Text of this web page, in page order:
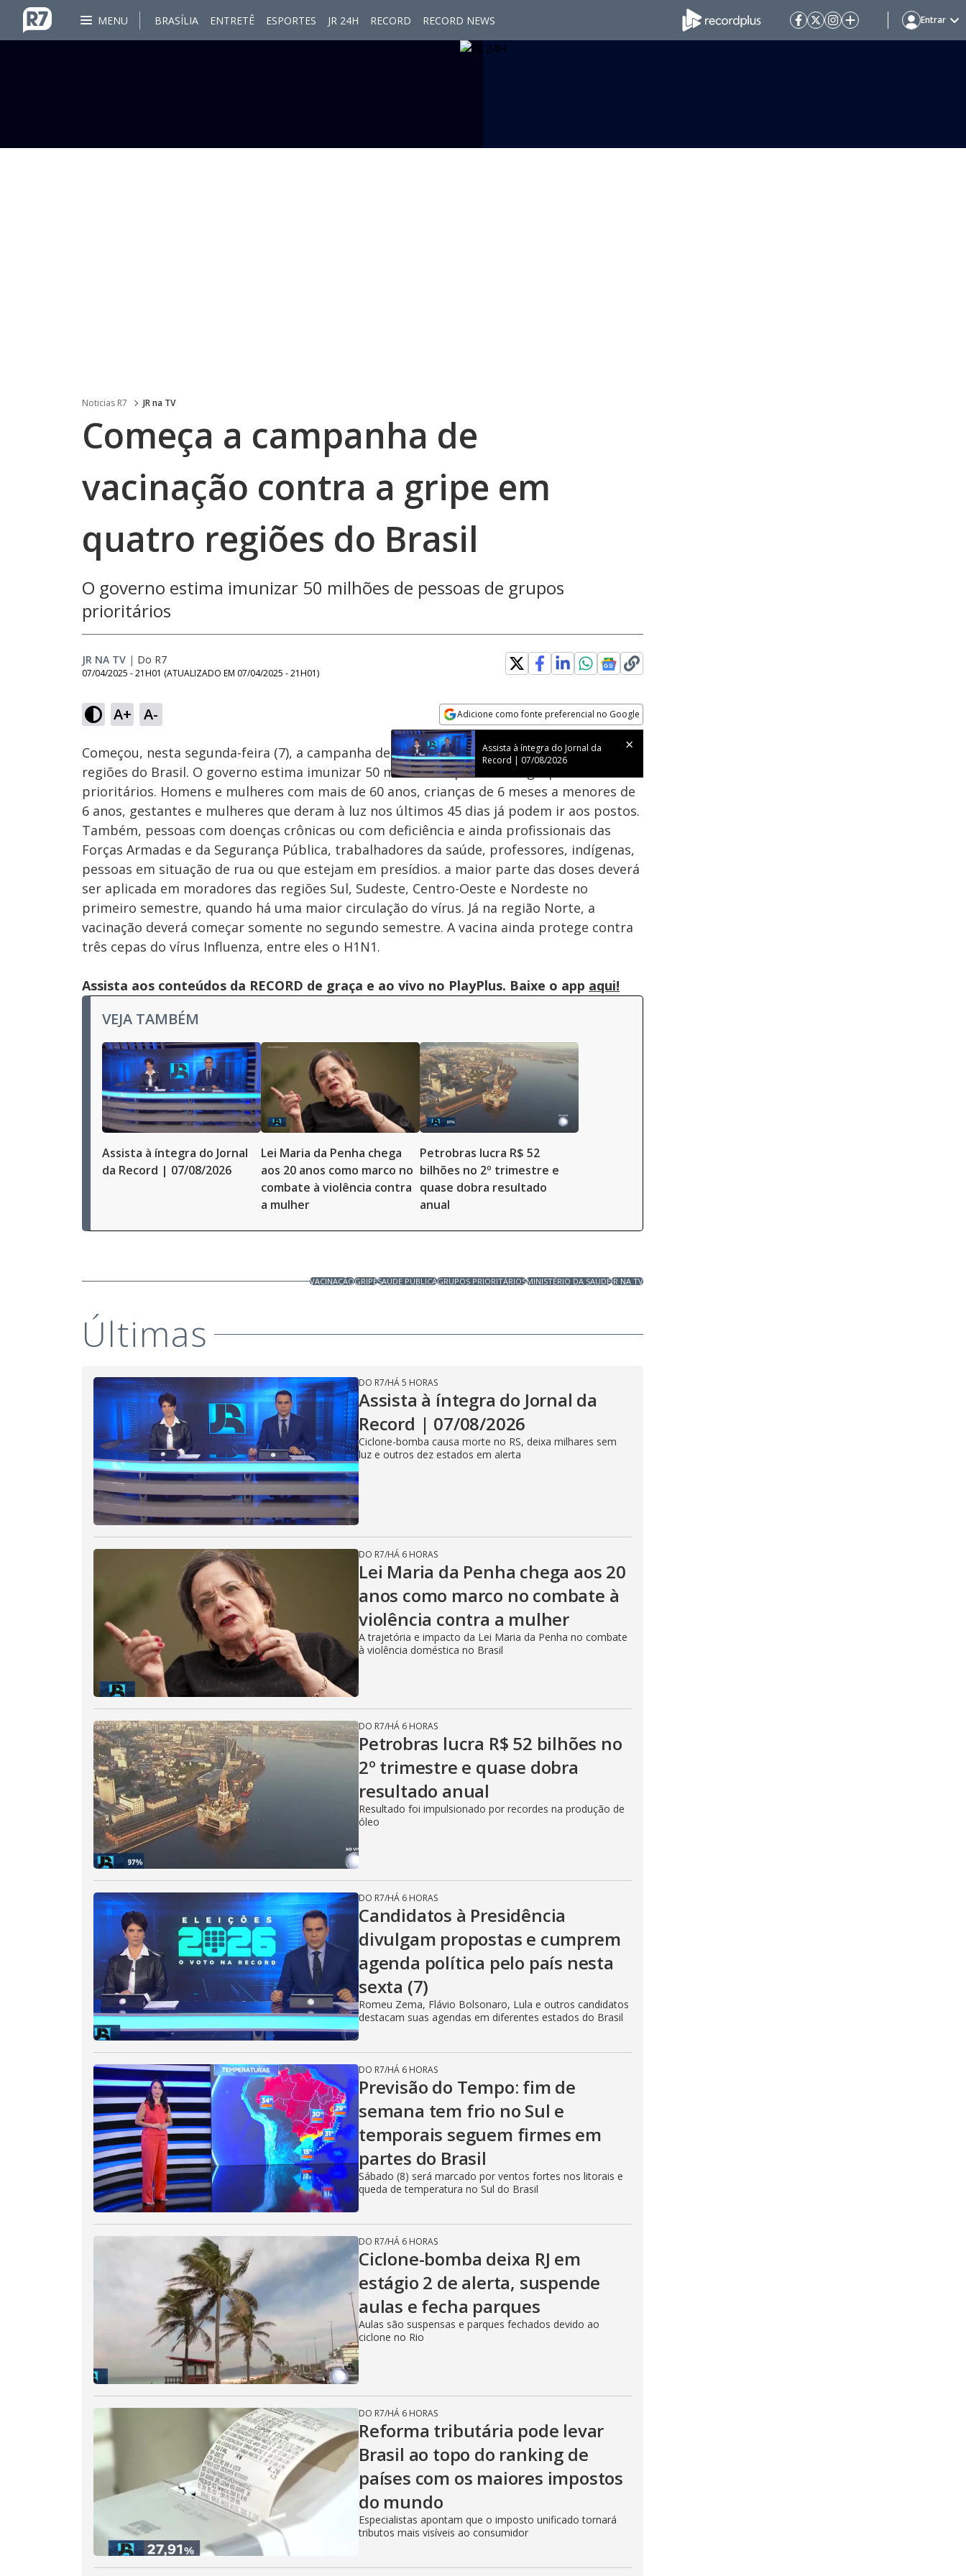
MENU BRASÍLIA ENTRETÊ ESPORTES JR 24H RECORD RECORD NEWS Entrar
Noticias R7 JR na TV
Começa a campanha de
vacinação contra a gripe em
quatro regiões do Brasil
O governo estima imunizar 50 milhões de pessoas de grupos
prioritários
JR NA TV | Do R7
07/04/2025 - 21H01 (ATUALIZADO EM 07/04/2025 - 21H01)
A+ A- Adicione como fonte preferencial no Google
Opens in new window
Assista à íntegra do Jornal da
Record | 07/08/2026
Ativar
Som
Velocidade
Começou, nesta segunda-feira (7), a campanha de vacinação contra a gripe em quatro
regiões do Brasil. O governo estima imunizar 50 milhões de pessoas de grupos
prioritários. Homens e mulheres com mais de 60 anos, crianças de 6 meses a menores de
6 anos, gestantes e mulheres que deram à luz nos últimos 45 dias já podem ir aos postos.
Também, pessoas com doenças crônicas ou com deficiência e ainda profissionais das
Forças Armadas e da Segurança Pública, trabalhadores da saúde, professores, indígenas,
pessoas em situação de rua ou que estejam em presídios. a maior parte das doses deverá
ser aplicada em moradores das regiões Sul, Sudeste, Centro-Oeste e Nordeste no
primeiro semestre, quando há uma maior circulação do vírus. Já na região Norte, a
vacinação deverá começar somente no segundo semestre. A vacina ainda protege contra
três cepas do vírus Influenza, entre eles o H1N1.
Assista aos conteúdos da RECORD de graça e ao vivo no PlayPlus. Baixe o app aqui!
VEJA TAMBÉM
Assista à íntegra do Jornal
da Record | 07/08/2026
Lei Maria da Penha chega
aos 20 anos como marco no
combate à violência contra
a mulher
Petrobras lucra R$ 52
bilhões no 2º trimestre e
quase dobra resultado
anual
VACINAÇÃOGRIPESAÚDE PÚBLICAGRUPOS PRIORITÁRIOSMINISTÉRIO DA SAÚDEJR NA TV
Últimas
DO R7/HÁ 5 HORAS
Assista à íntegra do Jornal da
Record | 07/08/2026
Ciclone-bomba causa morte no RS, deixa milhares sem
luz e outros dez estados em alerta
DO R7/HÁ 6 HORAS
Lei Maria da Penha chega aos 20
anos como marco no combate à
violência contra a mulher
A trajetória e impacto da Lei Maria da Penha no combate
à violência doméstica no Brasil
DO R7/HÁ 6 HORAS
Petrobras lucra R$ 52 bilhões no
2º trimestre e quase dobra
resultado anual
Resultado foi impulsionado por recordes na produção de
óleo
DO R7/HÁ 6 HORAS
Candidatos à Presidência
divulgam propostas e cumprem
agenda política pelo país nesta
sexta (7)
Romeu Zema, Flávio Bolsonaro, Lula e outros candidatos
destacam suas agendas em diferentes estados do Brasil
DO R7/HÁ 6 HORAS
Previsão do Tempo: fim de
semana tem frio no Sul e
temporais seguem firmes em
partes do Brasil
Sábado (8) será marcado por ventos fortes nos litorais e
queda de temperatura no Sul do Brasil
DO R7/HÁ 6 HORAS
Ciclone-bomba deixa RJ em
estágio 2 de alerta, suspende
aulas e fecha parques
Aulas são suspensas e parques fechados devido ao
ciclone no Rio
DO R7/HÁ 6 HORAS
Reforma tributária pode levar
Brasil ao topo do ranking de
países com os maiores impostos
do mundo
Especialistas apontam que o imposto unificado tornará
tributos mais visíveis ao consumidor